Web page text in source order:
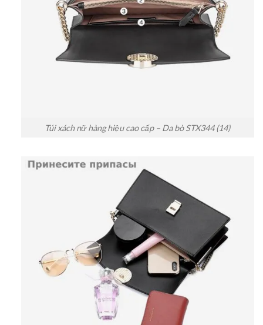
Túi xách nữ hàng hiệu cao cấp – Da bò STX344 (14)